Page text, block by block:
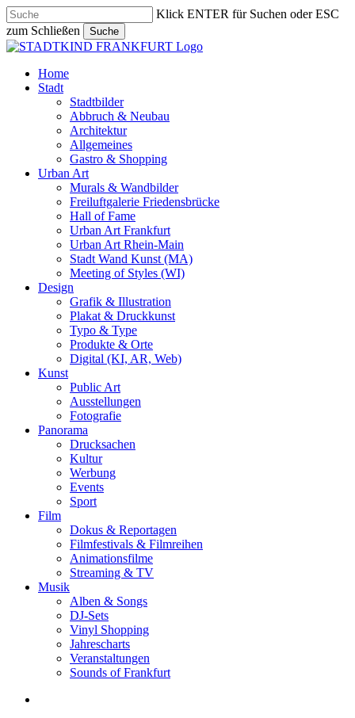
Skip
to
main
content
Klick ENTER für Suchen oder ESC
zum Schließen
Suche
Close
search
Menu
Home
Stadt
Stadtbilder
Abbruch & Neubau
Architektur
Allgemeines
Gastro & Shopping
Urban Art
Murals & Wandbilder
Freiluftgalerie Friedensbrücke
Hall of Fame
Urban Art Frankfurt
Urban Art Rhein-Main
Stadt Wand Kunst (MA)
Meeting of Styles (WI)
Design
Grafik & Illustration
Plakat & Druckkunst
Typo & Type
Produkte & Orte
Digital (KI, AR, Web)
Kunst
Public Art
Ausstellungen
Fotografie
Panorama
Drucksachen
Kultur
Werbung
Events
Sport
Film
Dokus & Reportagen
Filmfestivals & Filmreihen
Animationsfilme
Streaming & TV
Musik
Alben & Songs
DJ-Sets
Vinyl Shopping
Jahrescharts
Veranstaltungen
Sounds of Frankfurt